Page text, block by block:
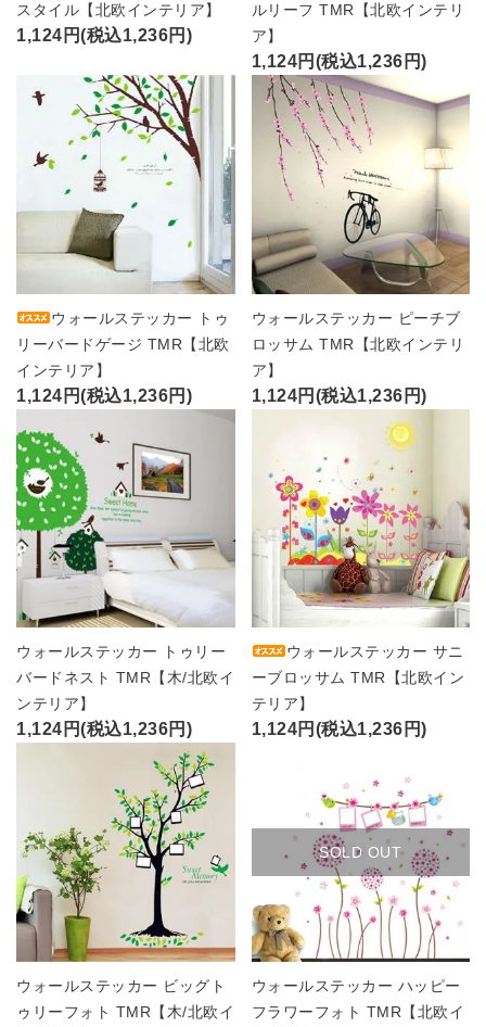
スタイル【北欧インテリア】
1,124円(税込1,236円)
ルリーフ TMR【北欧インテリ
ア】
1,124円(税込1,236円)
ウォールステッカー トゥ
リーバードゲージ TMR【北欧
インテリア】
1,124円(税込1,236円)
ウォールステッカー ピーチブ
ロッサム TMR【北欧インテリ
ア】
1,124円(税込1,236円)
ウォールステッカー トゥリー
バードネスト TMR【木/北欧イ
ンテリア】
1,124円(税込1,236円)
ウォールステッカー サニ
ーブロッサム TMR【北欧イン
テリア】
1,124円(税込1,236円)
ウォールステッカー ビッグト
ゥリーフォト TMR【木/北欧イ
SOLD OUT
ウォールステッカー ハッピー
フラワーフォト TMR【北欧イ